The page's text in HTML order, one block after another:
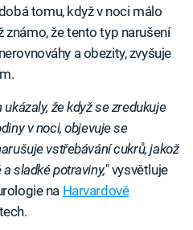
tomu, když v noci málo
že tento typ narušení
a obezity, zvyšuje
že když se zredukuje
v noci, objevuje se
vstřebávání cukrů, jakož
sladké potraviny," vysvětluje
na Harvardově